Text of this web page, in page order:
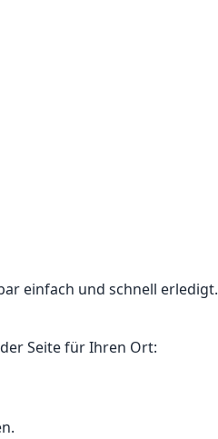
einfach und schnell erledigt.
Seite für Ihren Ort: